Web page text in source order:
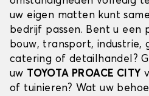
uw eigen matten kunt
bedrijf passen. Bent u een
bouw, transport, industrie,
catering of detailhandel?
uw TOYOTA PROACE CITY
of tuinieren? Wat uw